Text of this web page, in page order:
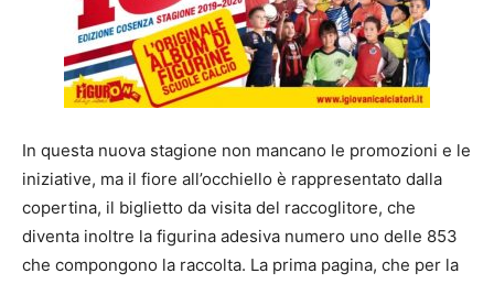
In questa nuova stagione non mancano le promozioni e le
iniziative, ma il fiore all’occhiello è rappresentato dalla
copertina, il biglietto da visita del raccoglitore, che
diventa inoltre la figurina adesiva numero uno delle 853
che compongono la raccolta. La prima pagina, che per la